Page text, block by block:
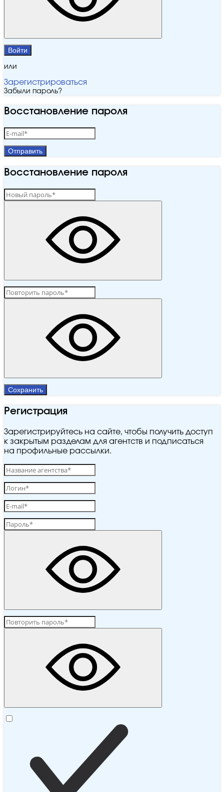
Войти
или
Зарегистрироваться
Забыли пароль?
Восстановление пароля
Отправить
Восстановление пароля
Сохранить
Регистрация
Зарегистрируйтесь на сайте, чтобы получить доступ
к закрытым разделам для агентств и подписаться
на профильные рассылки.